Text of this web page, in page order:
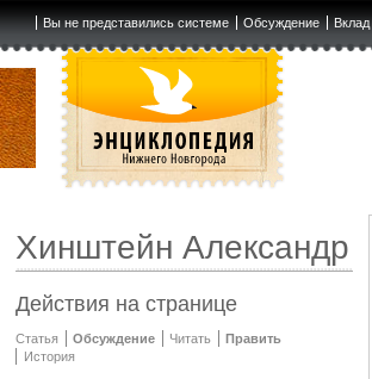
Вы не представились системе Обсуждение Вклад
Хинштейн Александр
Действия на странице
Статья Обсуждение Читать
Править
История